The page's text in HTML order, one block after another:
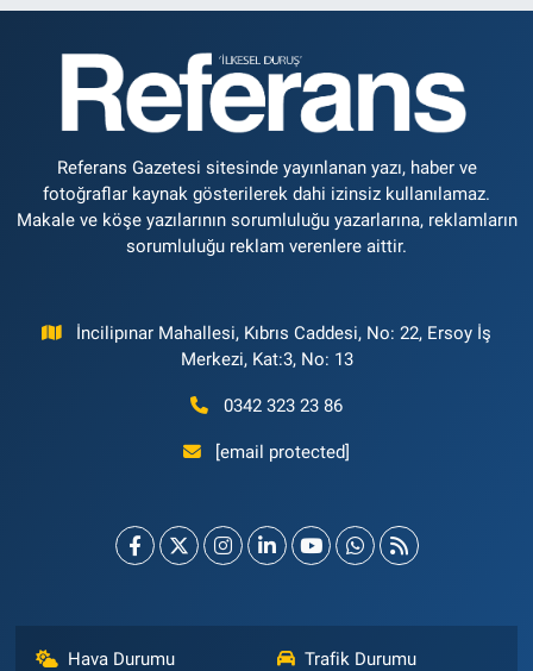
Referans Gazetesi sitesinde yayınlanan yazı, haber ve
fotoğraflar kaynak gösterilerek dahi izinsiz kullanılamaz.
Makale ve köşe yazılarının sorumluluğu yazarlarına, reklamların
sorumluluğu reklam verenlere aittir.
İncilipınar Mahallesi, Kıbrıs Caddesi, No: 22, Ersoy İş
Merkezi, Kat:3, No: 13
0342 323 23 86
[email protected]
Hava Durumu Trafik Durumu